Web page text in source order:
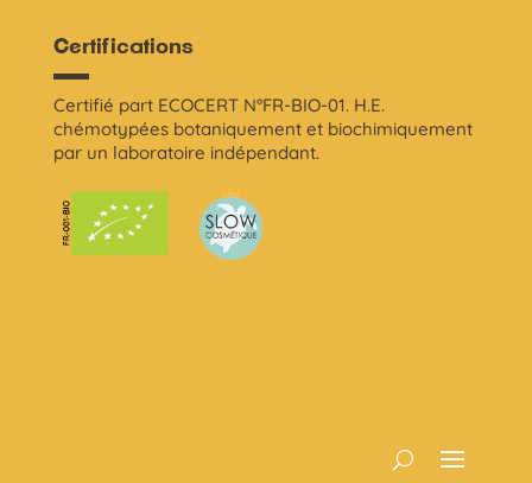
Certifications
Certifié part ECOCERT N°FR-BIO-01. H.E.
chémotypées botaniquement et biochimiquement
par un laboratoire indépendant.